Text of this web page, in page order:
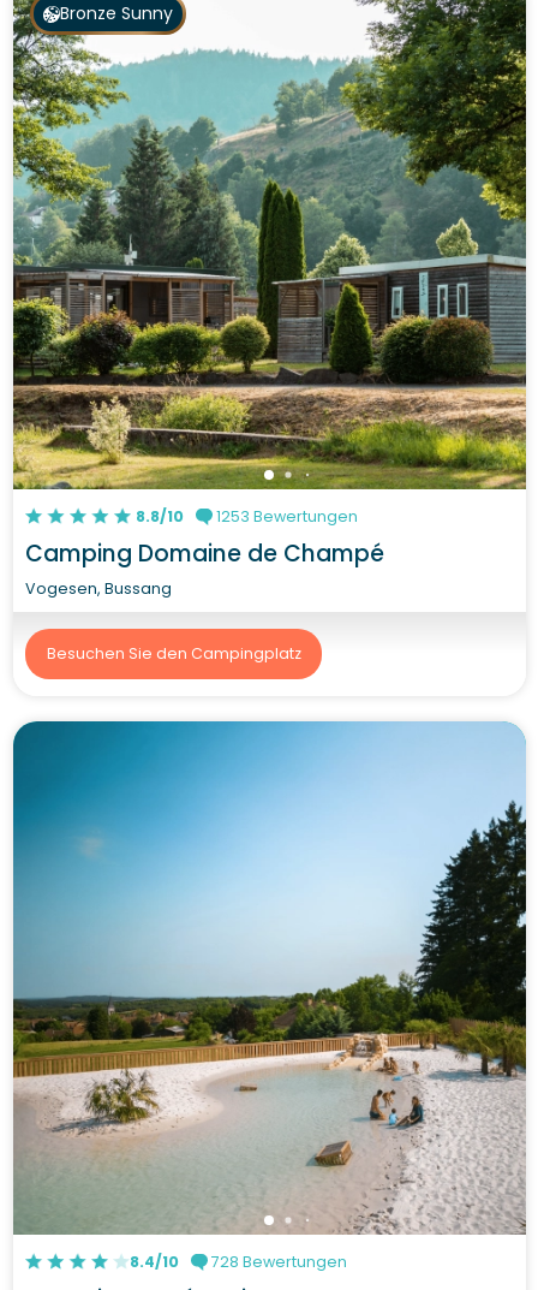
Bronze Sunny
8.8/10 1253 Bewertungen
Camping Domaine de Champé
Vogesen, Bussang
Besuchen Sie den Campingplatz
8.4/10 728 Bewertungen